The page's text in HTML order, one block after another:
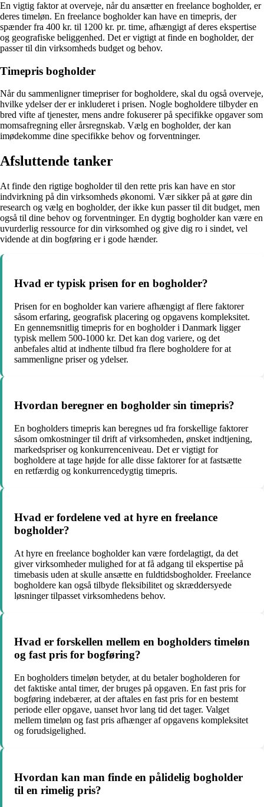
En vigtig faktor at overveje, når du ansætter en freelance bogholder, er
deres timeløn. En freelance bogholder kan have en timepris, der
spænder fra 400 kr. til 1200 kr. pr. time, afhængigt af deres ekspertise
og geografiske beliggenhed. Det er vigtigt at finde en bogholder, der
passer til din virksomheds budget og behov.
Timepris bogholder
Når du sammenligner timepriser for bogholdere, skal du også overveje,
hvilke ydelser der er inkluderet i prisen. Nogle bogholdere tilbyder en
bred vifte af tjenester, mens andre fokuserer på specifikke opgaver som
momsafregning eller årsregnskab. Vælg en bogholder, der kan
imødekomme dine specifikke behov og forventninger.
Afsluttende tanker
At finde den rigtige bogholder til den rette pris kan have en stor
indvirkning på din virksomheds økonomi. Vær sikker på at gøre din
research og vælg en bogholder, der ikke kun passer til dit budget, men
også til dine behov og forventninger. En dygtig bogholder kan være en
uvurderlig ressource for din virksomhed og give dig ro i sindet, vel
vidende at din bogføring er i gode hænder.
Hvad er typisk prisen for en bogholder?
Prisen for en bogholder kan variere afhængigt af flere faktorer
såsom erfaring, geografisk placering og opgavens kompleksitet.
En gennemsnitlig timepris for en bogholder i Danmark ligger
typisk mellem 500-1000 kr. Det kan dog variere, og det
anbefales altid at indhente tilbud fra flere bogholdere for at
sammenligne priser og ydelser.
Hvordan beregner en bogholder sin timepris?
En bogholders timepris kan beregnes ud fra forskellige faktorer
såsom omkostninger til drift af virksomheden, ønsket indtjening,
markedspriser og konkurrenceniveau. Det er vigtigt for
bogholdere at tage højde for alle disse faktorer for at fastsætte
en retfærdig og konkurrencedygtig timepris.
Hvad er fordelene ved at hyre en freelance
bogholder?
At hyre en freelance bogholder kan være fordelagtigt, da det
giver virksomheder mulighed for at få adgang til ekspertise på
timebasis uden at skulle ansætte en fuldtidsbogholder. Freelance
bogholdere kan også tilbyde fleksibilitet og skræddersyede
løsninger tilpasset virksomhedens behov.
Hvad er forskellen mellem en bogholders timeløn
og fast pris for bogføring?
En bogholders timeløn betyder, at du betaler bogholderen for
det faktiske antal timer, der bruges på opgaven. En fast pris for
bogføring indebærer, at der aftales en fast pris for en bestemt
periode eller opgave, uanset hvor lang tid det tager. Valget
mellem timeløn og fast pris afhænger af opgavens kompleksitet
og forudsigelighed.
Hvordan kan man finde en pålidelig bogholder
til en rimelig pris?